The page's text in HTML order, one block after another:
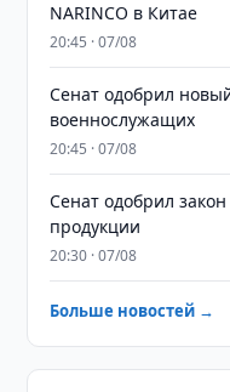
NARINCO в Китае
20:45 · 07/08
Сенат одобрил
военнослужащих
20:45 · 07/08
Сенат одобрил
продукции
20:30 · 07/08
Больше новостей →